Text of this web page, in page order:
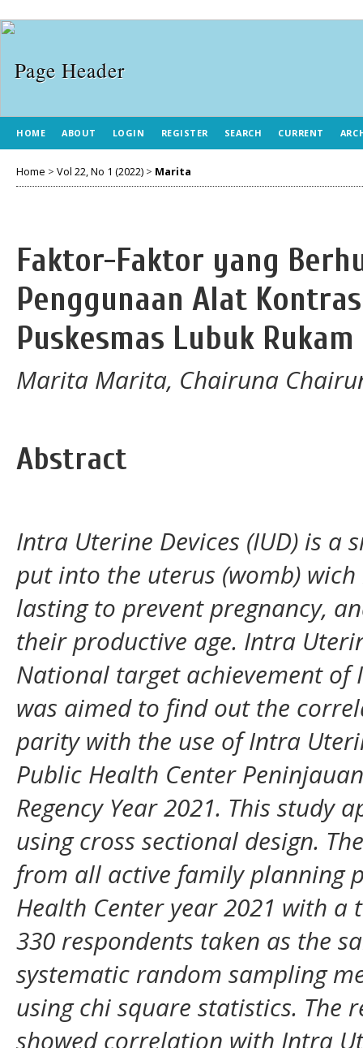
HOME ABOUT LOGIN REGISTER SEARCH CURRENT
Home > Vol 22, No 1 (2022) > Marita
Faktor-Faktor yang
Penggunaan Alat
Puskesmas Lubuk Rukam
Marita Marita, Chairuna
Abstract
Intra Uterine Devices (IUD) is a
put into the uterus (womb)
lasting to prevent pregnancy,
their productive age. Intra
National target achievement of
was aimed to find out the
parity with the use of Intra
Public Health Center
Regency Year 2021. This study
using cross sectional design.
from all active family planning
Health Center year 2021 with a
330 respondents taken as the
systematic random sampling
using chi square statistics. The
showed correlation with Intra